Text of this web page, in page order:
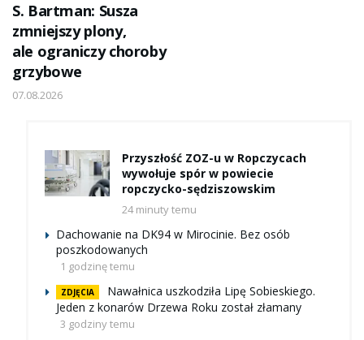
S. Bartman: Susza
zmniejszy plony,
ale ograniczy choroby
grzybowe
07.08.2026
Przyszłość ZOZ-u w Ropczycach
wywołuje spór w powiecie
ropczycko-sędziszowskim
24 minuty temu
Dachowanie na DK94 w Mirocinie. Bez osób
poszkodowanych
1 godzinę temu
ZDJĘCIA
Nawałnica uszkodziła Lipę Sobieskiego.
Jeden z konarów Drzewa Roku został złamany
3 godziny temu